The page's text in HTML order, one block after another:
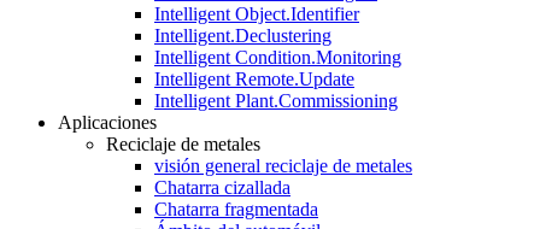
Intelligent Object.Identifier
Intelligent.Declustering
Intelligent Condition.Monitoring
Intelligent Remote.Update
Intelligent Plant.Commissioning
Aplicaciones
Reciclaje de metales
visión general reciclaje de metales
Chatarra cizallada
Chatarra fragmentada